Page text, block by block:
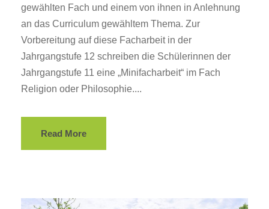
gewählten Fach und einem von ihnen in Anlehnung
an das Curriculum gewähltem Thema. Zur
Vorbereitung auf diese Facharbeit in der
Jahrgangstufe 12 schreiben die Schülerinnen der
Jahrgangstufe 11 eine „Minifacharbeit“ im Fach
Religion oder Philosophie....
Read More